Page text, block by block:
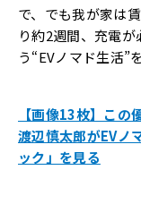
で、でも我が家は
り約2週間、充電
う“EVノマド生活”
【画像13枚】こ
渡辺慎太郎がEVノ
ック」を見る